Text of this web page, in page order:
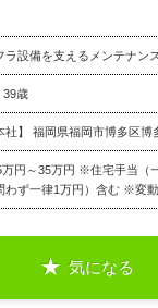
設備を支えるメンテナン
39歳
社】 福岡県福岡市博多区博
万円～35万円 ※住宅手当（
わず一律1万円）含む ※変動
気になる